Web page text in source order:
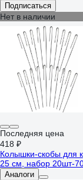
Подписаться
Нет в наличии
Последняя цена
418 ₽
Колышки-скобы для
25 см, набор 20шт-
Аналоги